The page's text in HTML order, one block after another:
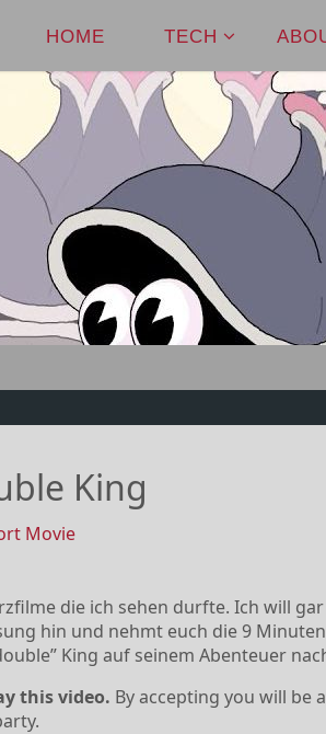
HOME TECH
King
Movie
die ich sehen durfte. Ich will
hin und nehmt euch die 9
King auf seinem Abenteuer
this video. By accepting you will be